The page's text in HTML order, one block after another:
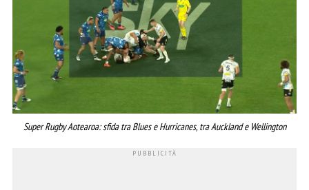
Super Rugby Aotearoa: sfida tra Blues e Hurricanes, tra Auckland e Wellington